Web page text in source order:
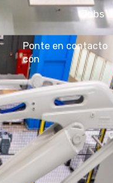
Jobs
Ponte en contacto
con